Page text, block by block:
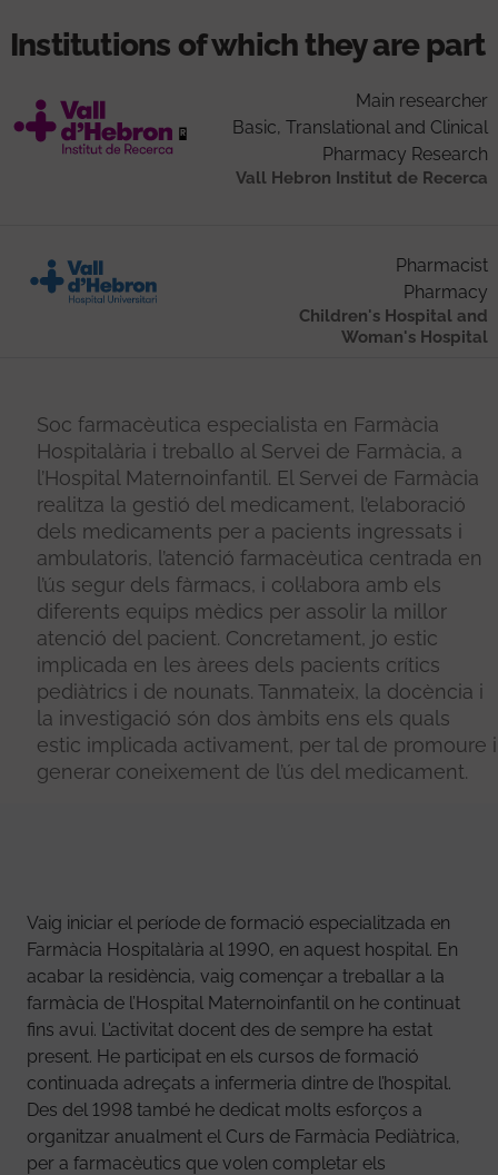
Institutions of which they are part
Main researcher
Basic, Translational and Clinical
Pharmacy Research
Vall Hebron Institut de Recerca
Pharmacist
Pharmacy
Children's Hospital and
Woman's Hospital
Soc farmacèutica especialista en Farmàcia
Hospitalària i treballo al Servei de Farmàcia, a
l’Hospital Maternoinfantil. El Servei de Farmàcia
realitza la gestió del medicament, l’elaboració
dels medicaments per a pacients ingressats i
ambulatoris, l’atenció farmacèutica centrada en
l’ús segur dels fàrmacs, i col·labora amb els
diferents equips mèdics per assolir la millor
atenció del pacient. Concretament, jo estic
implicada en les àrees dels pacients crítics
pediàtrics i de nounats. Tanmateix, la docència i
la investigació són dos àmbits ens els quals
estic implicada activament, per tal de promoure i
generar coneixement de l’ús del medicament.
Vaig iniciar el període de formació especialitzada en
Farmàcia Hospitalària al 1990, en aquest hospital. En
acabar la residència, vaig començar a treballar a la
farmàcia de l’Hospital Maternoinfantil on he continuat
fins avui. L’activitat docent des de sempre ha estat
present. He participat en els cursos de formació
continuada adreçats a infermeria dintre de l’hospital.
Des del 1998 també he dedicat molts esforços a
organitzar anualment el Curs de Farmàcia Pediàtrica,
per a farmacèutics que volen completar els